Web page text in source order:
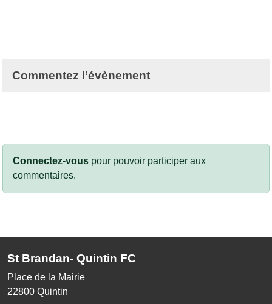
Commentez l’évènement
Connectez-vous pour pouvoir participer aux
commentaires.
St Brandan- Quintin FC
Place de la Mairie
22800 Quintin